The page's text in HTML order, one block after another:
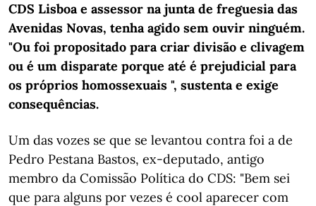
CDS Lisboa e assessor na junta de freguesia das
Avenidas Novas, tenha agido sem ouvir ninguém.
"Ou foi propositado para criar divisão e clivagem
ou é um disparate porque até é prejudicial para
os próprios homossexuais ", sustenta e exige
consequências.
Um das vozes se que se levantou contra foi a de
Pedro Pestana Bastos, ex-deputado, antigo
membro da Comissão Política do CDS: "Bem sei
que para alguns por vezes é cool aparecer com